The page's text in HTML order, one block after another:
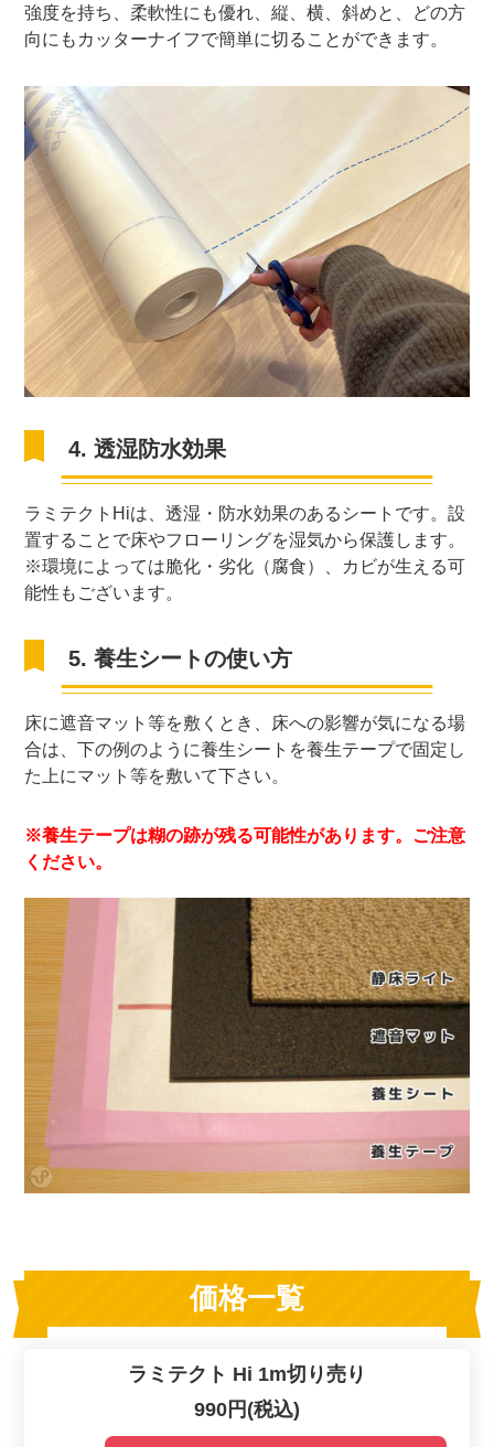
強度を持ち、柔軟性にも優れ、縦、横、斜めと、どの方
向にもカッターナイフで簡単に切ることができます。
4. 透湿防水効果
ラミテクトHiは、透湿・防水効果のあるシートです。設
置することで床やフローリングを湿気から保護します。
※環境によっては脆化・劣化（腐食）、カビが生える可
能性もございます。
5. 養生シートの使い方
床に遮音マット等を敷くとき、床への影響が気になる場
合は、下の例のように養生シートを養生テープで固定し
た上にマット等を敷いて下さい。
※養生テープは糊の跡が残る可能性があります。ご注意
ください。
価格一覧
ラミテクト Hi 1m切り売り
990円(税込)